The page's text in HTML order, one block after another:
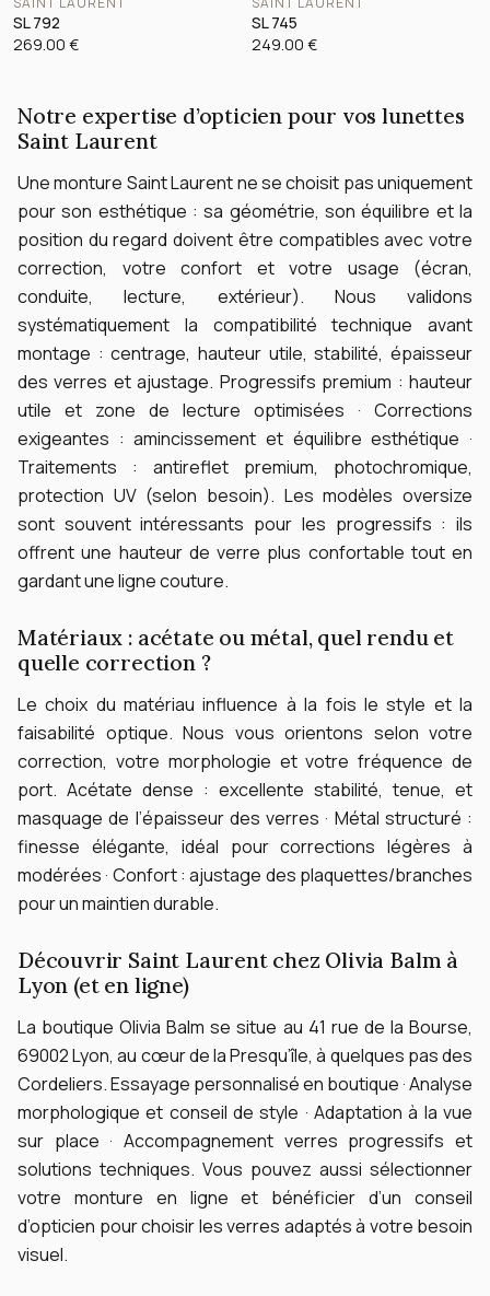
SL 792
269.00 €
SL 745
249.00 €
Notre expertise d’opticien pour vos lunettes
Saint Laurent
Une monture Saint Laurent ne se choisit pas uniquement
pour son esthétique : sa géométrie, son équilibre et la
position du regard doivent être compatibles avec votre
correction, votre confort et votre usage (écran,
conduite, lecture, extérieur).
Nous validons
systématiquement la compatibilité technique avant
montage : centrage, hauteur utile, stabilité, épaisseur
des verres et ajustage. Progressifs premium : hauteur
utile et zone de lecture optimisées · Corrections
exigeantes : amincissement et équilibre esthétique ·
Traitements : antireflet premium, photochromique,
protection UV (selon besoin). Les modèles oversize
sont souvent intéressants pour les progressifs : ils
offrent une hauteur de verre plus confortable tout en
gardant une ligne couture.
Matériaux : acétate ou métal, quel rendu et
quelle correction ?
Le choix du matériau influence à la fois le style et la
faisabilité optique. Nous vous orientons selon votre
correction, votre morphologie et votre fréquence de
port. Acétate dense : excellente stabilité, tenue, et
masquage de l’épaisseur des verres · Métal structuré :
finesse élégante, idéal pour corrections légères à
modérées · Confort : ajustage des plaquettes/branches
pour un maintien durable.
Découvrir Saint Laurent chez Olivia Balm à
Lyon (et en ligne)
La boutique Olivia Balm se situe au 41 rue de la Bourse,
69002 Lyon, au cœur de la Presqu’île, à quelques pas des
Cordeliers.Essayage personnalisé en boutique · Analyse
morphologique et conseil de style · Adaptation à la vue
sur place · Accompagnement verres progressifs et
solutions techniques. Vous pouvez aussi sélectionner
votre monture en ligne et bénéficier d’un conseil
d’opticien pour choisir les verres adaptés à votre besoin
visuel.